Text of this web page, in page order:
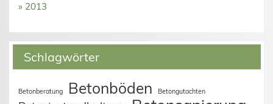
» 2013
Schlagwörter
Betonberatung Betonböden Betongutachten